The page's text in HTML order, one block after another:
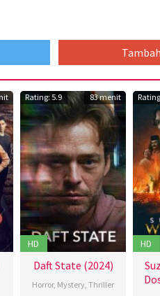
Rating: 5.9 83 menit
HD
Daft State (2024)
Horror, Mystery, Thriller
HD